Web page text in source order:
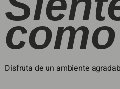
Disfruta de un ambiente